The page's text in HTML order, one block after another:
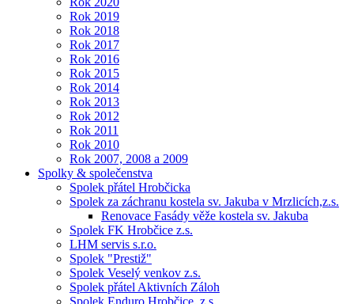
Rok 2019
Rok 2018
Rok 2017
Rok 2016
Rok 2015
Rok 2014
Rok 2013
Rok 2012
Rok 2011
Rok 2010
Rok 2007, 2008 a 2009
Spolky & společenstva
Spolek přátel Hrobčicka
Spolek za záchranu kostela sv. Jakuba v Mrzlicích,z.s.
Renovace Fasády věže kostela sv. Jakuba
Spolek FK Hrobčice z.s.
LHM servis s.r.o.
Spolek "Prestiž"
Spolek Veselý venkov z.s.
Spolek přátel Aktivních Záloh
Spolek Enduro Hrobčice, z.s.